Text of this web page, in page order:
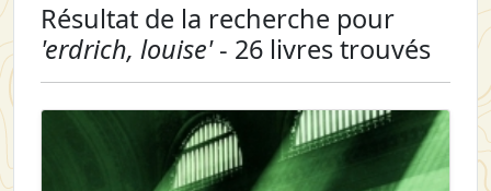
Résultat de la recherche pour
'erdrich, louise'- 26 livres trouvés